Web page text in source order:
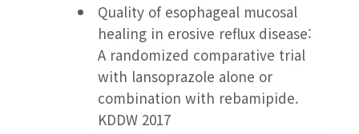
Quality of esophageal mucosal
healing in erosive reflux disease:
A randomized comparative trial
with lansoprazole alone or
combination with rebamipide.
KDDW 2017